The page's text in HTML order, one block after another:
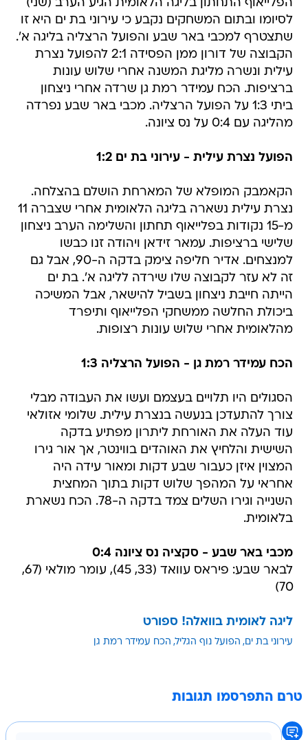
הפלייאוף התחתון בליגה הלאומית הגיע הערב (שני)
לסיומו ובתום המשחקים נקבע כי עירוני בת ים היא זו
שתצטרף למכבי באר שבע והפועל הרצליה בליגה א'.
הקבוצה של דורון ממן הפסידה 2:1 להפועל נצרת
עילית ונשרה מליגת המשנה אחרי שלוש עונות
ברציפות. הכח עמידר רמת גן שרדה אחרי ניצחון
ביתי 1:3 על הפועל הרצליה. מכבי באר שבע נפרדה
מהליגה עם 0:4 על נס ציונה.
הפועל נצרת עילית - עירוני בת ים 1:2
הקאמבק המופלא של המארחת הושלם בהצלחה.
נצרת עילית נשארה בליגה הלאומית אחרי שצברה 11
מ-15 נקודות בפלייאוף תחתון והשלימה הערב ניצחון
שלישי ברציפות. עמאר זידאן ויהודה זנו כבשו
למנצחים. אדיר חליפה צימק בדקה ה-90, אבל גם
זה לא עזר לקבוצה שלו שירדה לליגה א'. בת ים
הייתה חייבת ניצחון בשביל להישאר, אבל המשיכה
ביכולת החלשה ממשחקי הפלייאוף ותיפרד
מהלאומית אחרי שלוש עונות רצופות.
הכח עמידר רמת גן - הפועל הרצליה 1:3
הסגולים היו תלויים בעצמם ועשו את העבודה מבלי
צורך להתעדכן בנעשה בנצרת עילית. שלומי אזולאי
עוד העלה את האורחת ליתרון מפתיע בדקה
השישית והלחיץ את האוהדים בווינטר, אך אור גירו
המצוין איזן כעבור שבע דקות ומאור עידה היה
אחראי על המהפך שלוש דקות בתוך המחצית
השנייה וגירו השלים צמד בדקה ה-78. הכח נשארת
בלאומית.
מכבי באר שבע - סקציה נס ציונה 0:4
לבאר שבע: פיראס עוואד (33, 45), עומר מולאי (67,
70)
ליגה לאומית בוואלה! ספורט
עירוני בת ים הפועל נוף הגליל הכח עמידר רמת גן
טרם התפרסמו תגובות